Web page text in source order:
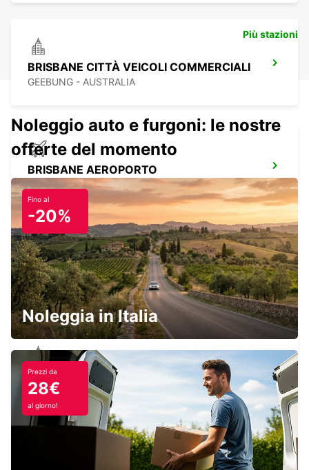
BRISBANE CITTÀ VEICOLI COMMERCIALI
GEEBUNG - AUSTRALIA
BRISBANE AEROPORTO
BRISBANE - AUSTRALIA
BRISBANE FORTITUDE VALLEY
FORTITUDE VALLEY - AUSTRALIA
MAROOCHYDORE WARANA
WARANA - AUSTRALIA
Più stazioni
Noleggio auto e furgoni: le nostre
offerte del momento
Fino al
-20%
Noleggia in Italia
Prezzi da
28€
al giorno!